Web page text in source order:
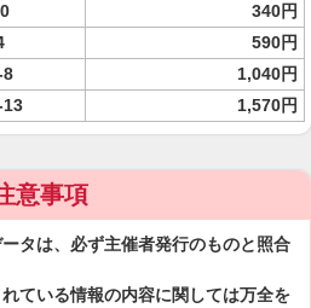
340円
590円
8
1,040円
13 1,570円
意事項
タは、必ず主催者発行のものと照合
ている情報の内容に関しては万全を